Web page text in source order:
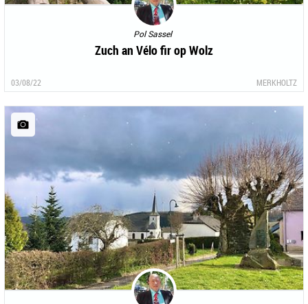
Pol Sassel
Zuch an Vélo fir op Wolz
03/08/22 MERKHOLTZ